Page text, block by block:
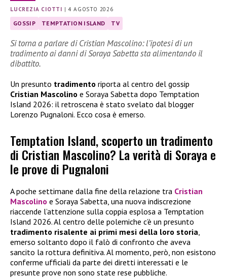
LUCREZIA CIOTTI |4 AGOSTO 2026
GOSSIP TEMPTATION ISLAND TV
Si torna a parlare di Cristian Mascolino: l’ipotesi di un
tradimento ai danni di Soraya Sabetta sta alimentando il
dibattito.
Un presunto tradimento riporta al centro del gossip
Cristian Mascolino e Soraya Sabetta dopo Temptation
Island 2026: il retroscena è stato svelato dal blogger
Lorenzo Pugnaloni. Ecco cosa è emerso.
Temptation Island, scoperto un tradimento
di Cristian Mascolino? La verità di Soraya e
le prove di Pugnaloni
A poche settimane dalla fine della relazione tra Cristian
Mascolino e Soraya Sabetta, una nuova indiscrezione
riaccende l’attenzione sulla coppia esplosa a Temptation
Island 2026. Al centro delle polemiche c’è un presunto
tradimento risalente ai primi mesi della loro storia
emerso soltanto dopo il falò di confronto che aveva
sancito la rottura definitiva. Al momento, però, non esistono
conferme ufficiali da parte dei diretti interessati e le
presunte prove non sono state rese pubbliche.